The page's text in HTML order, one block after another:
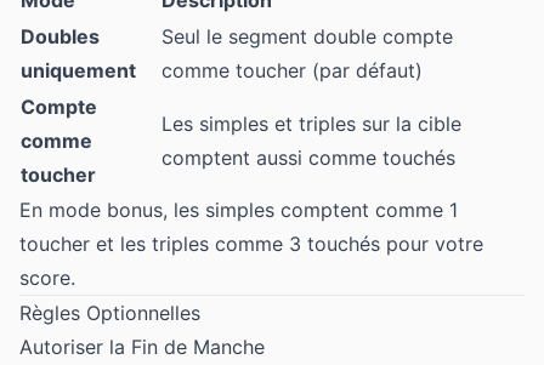
Doubles
uniquement
Seul le segment double compte
comme toucher (par défaut)
Compte
comme
toucher
Les simples et triples sur la cible
comptent aussi comme touchés
En mode bonus, les simples comptent comme 1
toucher et les triples comme 3 touchés pour votre
score.
Règles Optionnelles
Autoriser la Fin de Manche